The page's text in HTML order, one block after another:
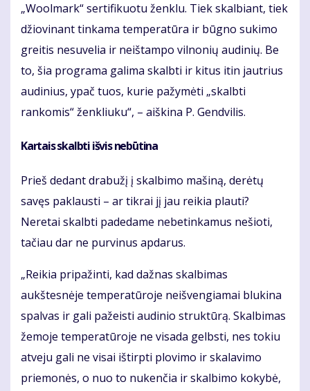
„Woolmark“ sertifikuotu ženklu. Tiek skalbiant, tiek
džiovinant tinkama temperatūra ir būgno sukimo
greitis nesuvelia ir neištampo vilnonių audinių. Be
to, šia programa galima skalbti ir kitus itin jautrius
audinius, ypač tuos, kurie pažymėti „skalbti
rankomis“ ženkliuku“, – aiškina P. Gendvilis.
Kartais skalbti išvis nebūtina
Prieš dedant drabužį į skalbimo mašiną, derėtų
savęs paklausti – ar tikrai jį jau reikia plauti?
Neretai skalbti padedame nebetinkamus nešioti,
tačiau dar ne purvinus apdarus.
„Reikia pripažinti, kad dažnas skalbimas
aukštesnėje temperatūroje neišvengiamai blukina
spalvas ir gali pažeisti audinio struktūrą. Skalbimas
žemoje temperatūroje ne visada gelbsti, nes tokiu
atveju gali ne visai ištirpti plovimo ir skalavimo
priemonės, o nuo to nukenčia ir skalbimo kokybė,